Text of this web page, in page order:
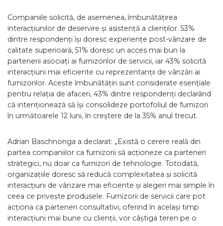
Companiile solicită, de asemenea, îmbunătățirea
interacțiunilor de deservire și asistență a clienților. 53%
dintre respondenți își doresc experiențe post-vânzare de
calitate superioară, 51% doresc un acces mai bun la
partenerii asociați ai furnizorilor de servicii, iar 43% solicită
interacțiuni mai eficiente cu reprezentanții de vânzări ai
furnizorilor. Aceste îmbunătățiri sunt considerate esențiale
pentru relația de afaceri, 43% dintre respondenți declarând
că intenționează să își consolideze portofoliul de furnizori
în următoarele 12 luni, în creștere de la 35% anul trecut.
Adrian Baschnonga a declarat: „Există o cerere reală din
partea companiilor ca furnizorii să acționeze ca parteneri
strategici, nu doar ca furnizori de tehnologie. Totodată,
organizațiile doresc să reducă complexitatea și solicită
interacțiuni de vânzare mai eficiente și alegeri mai simple în
ceea ce privește produsele. Furnizorii de servicii care pot
acționa ca parteneri consultativi, oferind în același timp
interacțiuni mai bune cu clienții, vor câștiga teren pe o